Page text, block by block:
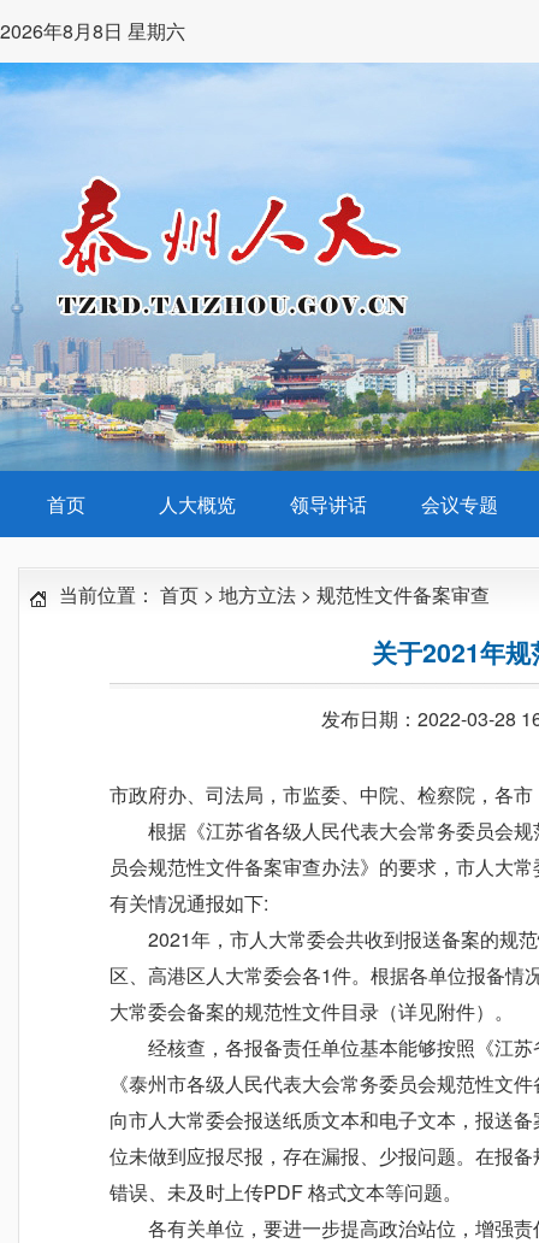
2026年8月8日 星期六
首页 人大概览 领导讲话 会议专题
当前位置： 首页 > 地方立法 > 规范性文件备案审查
关于2021年
发布日期：2022-03-28
市政府办、司法局，市监委、中院、检察院，各
根据《江苏省各级人民代表大会常务委员会
员会规范性文件备案审查办法》的要求，市人大
有关情况通报如下:
2021年，市人大常委会共收到报送备案的规
区、高港区人大常委会各1件。根据各单位报备
大常委会备案的规范性文件目录（详见附件）。
经核查，各报备责任单位基本能够按照《江
《泰州市各级人民代表大会常务委员会规范性文
向市人大常委会报送纸质文本和电子文本，报送
位未做到应报尽报，存在漏报、少报问题。在报
错误、未及时上传PDF 格式文本等问题。
各有关单位，要进一步提高政治站位，增强